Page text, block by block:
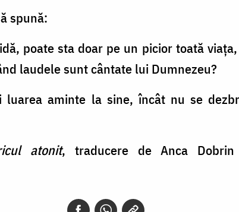
spună:
poate sta doar pe un picior toată
laudele sunt cântate lui Dumnezeu?
aminte la sine, încât nu se
atonit, traducere de Anca